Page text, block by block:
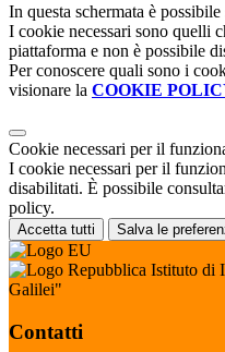
In questa schermata è
I cookie necessari sono quelli
piattaforma e non è possibile
Per conoscere quali sono i
visionare la COOKIE
Cookie necessari per il
I cookie necessari per il
disabilitati. È possibile
policy.
Accetta tutti Salva le
Istituto di
Galilei"
Contatti